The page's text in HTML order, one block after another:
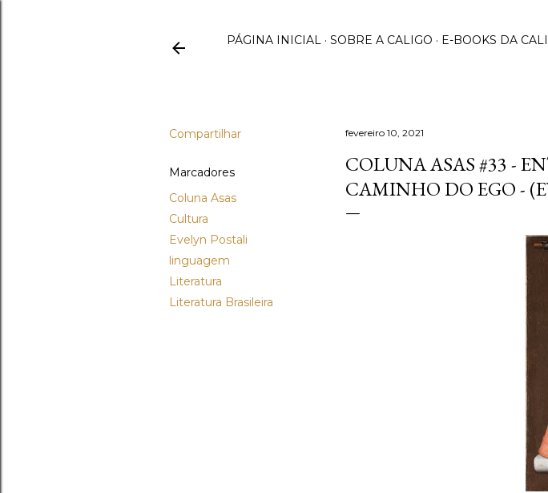
PÁGINA INICIAL SOBRE A CALIGO E-BOOKS DA
Compartilhar
Marcadores
Coluna Asas
Cultura
Evelyn Postali
linguagem
Literatura
Literatura Brasileira
fevereiro 10, 2021
COLUNA ASAS #33 -
CAMINHO DO EGO -